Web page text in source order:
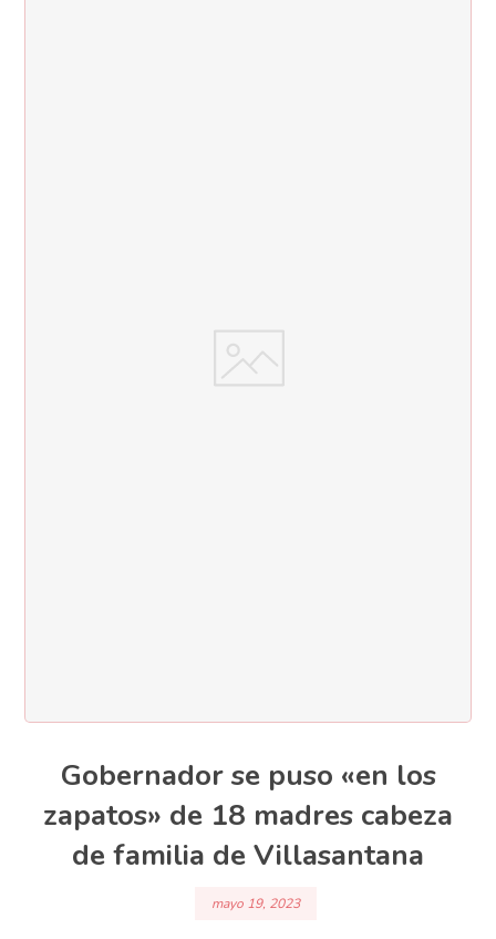
Gobernador se puso «en los
zapatos» de 18 madres cabeza
de familia de Villasantana
mayo 19, 2023